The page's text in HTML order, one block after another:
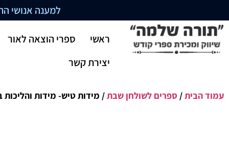
למענה אנושי התקשרו
ראשי
ספרי הוצאה לאור
יצירת קשר
עמוד הבית/ ספרים לשולחן שבת/ מידות טיש- מידות